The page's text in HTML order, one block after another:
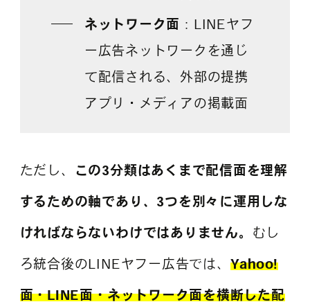
ネットワーク面 ：LINEヤフ
ー広告ネットワークを通じ
て配信される、外部の提携
アプリ・メディアの掲載面
ただし、 この3分類はあくまで配信面を理解
するための軸であり、3つを別々に運用しな
ければならないわけではありません。 むし
ろ統合後のLINEヤフー広告では、 Yahoo!
面・LINE面・ネットワーク面を横断した配